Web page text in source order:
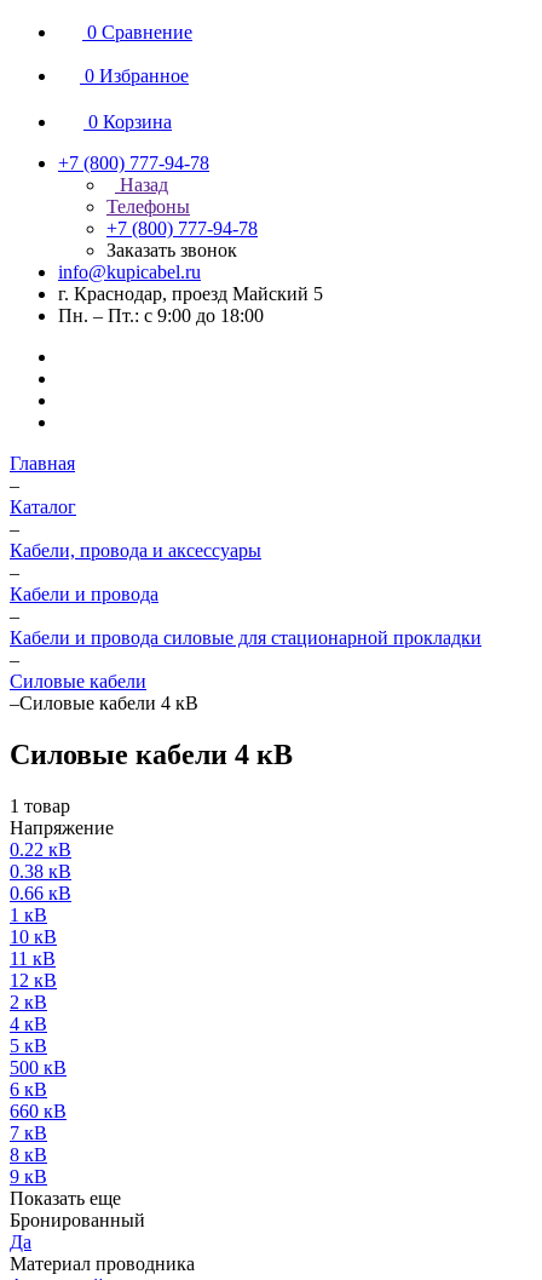
0 Сравнение
0 Избранное
0 Корзина
+7 (800) 777-94-78
Назад
Телефоны
+7 (800) 777-94-78
Заказать звонок
info@kupicabel.ru
г. Краснодар, проезд Майский 5
Пн. – Пт.: с 9:00 до 18:00
Главная
–
Каталог
–
Кабели, провода и аксессуары
–
Кабели и провода
–
Кабели и провода силовые для стационарной прокладки
–
Силовые кабели
–Силовые кабели 4 кВ
Силовые кабели 4 кВ
1 товар
Напряжение
0.22 кВ
0.38 кВ
0.66 кВ
1 кВ
10 кВ
11 кВ
12 кВ
2 кВ
4 кВ
5 кВ
500 кВ
6 кВ
660 кВ
7 кВ
8 кВ
9 кВ
Показать еще
Бронированный
Да
Материал проводника